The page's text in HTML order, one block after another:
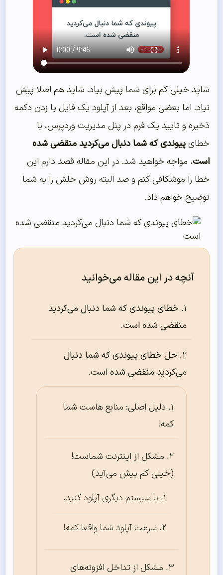
شاید خیلی کم برای شما پیش بیاد. شاید هم اصلا پیش
نیاد. اما بعضی مواقع، بعد از آپلود یک فایل یا زدن دکمه
ذخیره و تایید یک فرم در پنل مدیریت وردپرس، با
خطایپیوندی که شما دنبال می‌کردید منقضی شده
است. مواجه خواهید شد. در این مقاله قصد دارم این
خطا را موشکافی کنم و صد البته روش حلش را به شما
توضیح خواهم داد.
آنچه در این مقاله می‌خوانید
خطای پیوندی که شما دنبال می‌کردید
منقضی شده است.
حل خطای پیوندی که شما دنبال
می‌کردید منقضی شده است.
دلیل اصلی: منابع هاست شما
کمه!
مشکل از اینترنت شماست!
(خیلی کم پیش می‌آید)
با سیستم دیگری آپلود کنید.
سرعت آپلود شما واقعا کمه!
مشکل از تداخل افزونه‌های